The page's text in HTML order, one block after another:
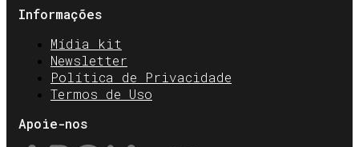
Informações
Mídia kit
Newsletter
Política de Privacidade
Termos de Uso
Apoie-nos